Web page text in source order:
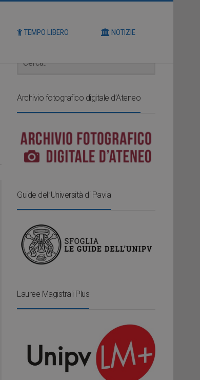
TEMPO LIBERO NOTIZIE
Archivio fotografico digitale d’Ateneo
Guide dell’Università di Pavia
Lauree Magistrali Plus